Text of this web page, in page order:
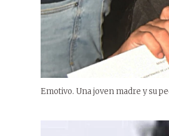
Emotivo. Una joven madre y su